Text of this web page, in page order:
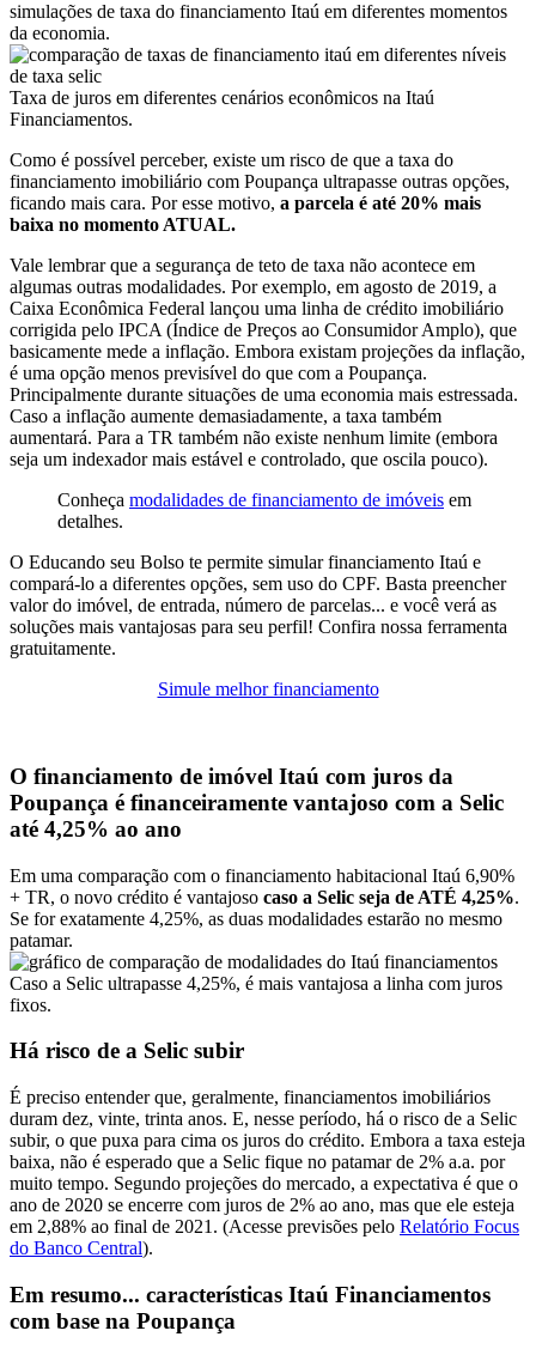
simulações de taxa do financiamento Itaú em diferentes momentos
da economia.
Taxa de juros em diferentes cenários econômicos na Itaú
Financiamentos.
Como é possível perceber, existe um risco de que a taxa do
financiamento imobiliário com Poupança ultrapasse outras opções,
ficando mais cara. Por esse motivo, a parcela é até 20% mais
baixa no momento ATUAL.
Vale lembrar que a segurança de teto de taxa não acontece em
algumas outras modalidades. Por exemplo, em agosto de 2019, a
Caixa Econômica Federal lançou uma linha de crédito imobiliário
corrigida pelo IPCA (Índice de Preços ao Consumidor Amplo), que
basicamente mede a inflação. Embora existam projeções da inflação,
é uma opção menos previsível do que com a Poupança.
Principalmente durante situações de uma economia mais estressada.
Caso a inflação aumente demasiadamente, a taxa também
aumentará. Para a TR também não existe nenhum limite (embora
seja um indexador mais estável e controlado, que oscila pouco).
Conheça modalidades de financiamento de imóveis em
detalhes.
O Educando seu Bolso te permite simular financiamento Itaú e
compará-lo a diferentes opções, sem uso do CPF. Basta preencher
valor do imóvel, de entrada, número de parcelas... e você verá as
soluções mais vantajosas para seu perfil! Confira nossa ferramenta
gratuitamente.
Simule melhor financiamento
O financiamento de imóvel Itaú com juros da
Poupança é financeiramente vantajoso com a Selic
até 4,25% ao ano
Em uma comparação com o financiamento habitacional Itaú 6,90%
+ TR, o novo crédito é vantajoso caso a Selic seja de ATÉ 4,25%.
Se for exatamente 4,25%, as duas modalidades estarão no mesmo
patamar.
Caso a Selic ultrapasse 4,25%, é mais vantajosa a linha com juros
fixos.
Há risco de a Selic subir
É preciso entender que, geralmente, financiamentos imobiliários
duram dez, vinte, trinta anos. E, nesse período, há o risco de a Selic
subir, o que puxa para cima os juros do crédito. Embora a taxa esteja
baixa, não é esperado que a Selic fique no patamar de 2% a.a. por
muito tempo. Segundo projeções do mercado, a expectativa é que o
ano de 2020 se encerre com juros de 2% ao ano, mas que ele esteja
em 2,88% ao final de 2021. (Acesse previsões pelo Relatório Focus
do Banco Central).
Em resumo... características Itaú Financiamentos
com base na Poupança